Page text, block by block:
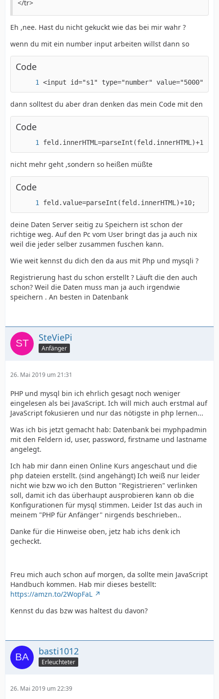
</tr>
Eh ,nee. Hast du nicht gekuckt wie das bei mir wahr ?
wenn du mit ein number input arbeiten willst dann so
Code
<input id="s1" type="number" value="5000">
dann solltest du aber dran denken das mein Code mit den
Code
feld.innerHTML=parseInt(feld.innerHTML)+10;
nicht mehr geht ,sondern so heißen müßte
Code
feld.value=parseInt(feld.innerHTML)+10;
deine Daten Server seitig zu Speichern ist schon der
richtige weg. Auf den Pc vom User bringt das ja auch nix
weil die jeder selber zusammen fuschen kann.
Wie weit kennst du dich den da aus mit Php und mysqli ?
Registrierung hast du schon erstellt ? Läuft die den auch
schon? Weil die Daten muss man ja auch irgendwie
speichern . An besten in Datenbank
SteViePi
Anfänger
26. Mai 2019 um 21:31
PHP und mysql bin ich ehrlich gesagt noch weniger
eingelesen als bei JavaScript. Ich will mich auch erstmal auf
JavaScript fokusieren und nur das nötigste in php lernen...
Was ich bis jetzt gemacht hab: Datenbank bei myphpadmin
mit den Feldern id, user, password, firstname und lastname
angelegt.
Ich hab mir dann einen Online Kurs angeschaut und die
php dateien erstellt. (sind angehängt) Ich weiß nur leider
nicht wie bzw wo ich den Button "Registrieren" verlinken
soll, damit ich das überhaupt ausprobieren kann ob die
Konfigurationen für mysql stimmen. Leider Ist das auch in
meinem "PHP für Anfänger" nirgends beschrieben..
Danke für die Hinweise oben, jetz hab ichs denk ich
gecheckt.
Freu mich auch schon auf morgen, da sollte mein JavaScript
Handbuch kommen. Hab mir dieses bestellt:
https://amzn.to/2WopFaL
Kennst du das bzw was haltest du davon?
basti1012
Erleuchteter
26. Mai 2019 um 22:39